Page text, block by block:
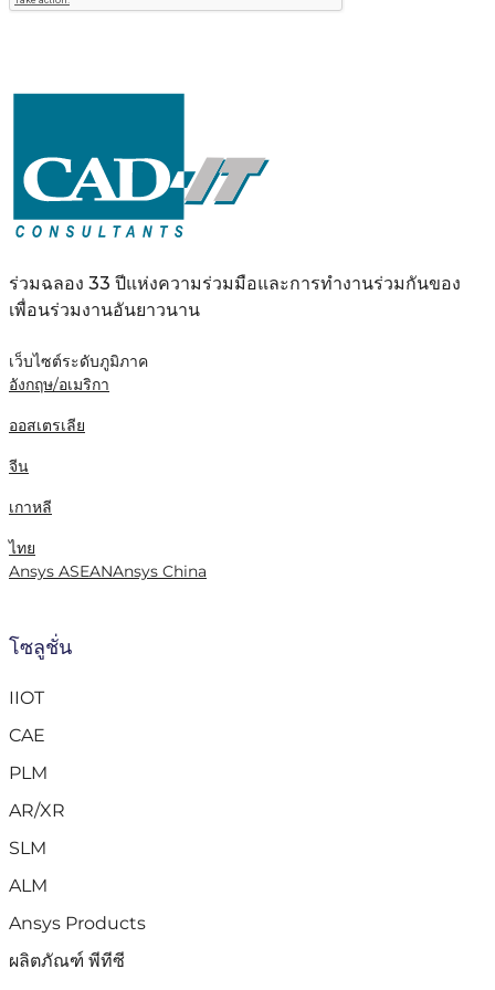
ร่วมฉลอง 33 ปีแห่งความร่วมมือและการทำงานร่วมกันของ
เพื่อนร่วมงานอันยาวนาน
เว็บไซต์ระดับภูมิภาค
อังกฤษ/อเมริกา
ออสเตรเลีย
จีน
เกาหลี
ไทย
Ansys ASEANAnsys China
โซลูชั่น
IIOT
CAE
PLM
AR/XR
SLM
ALM
Ansys Products
ผลิตภัณฑ์ พีทีซี